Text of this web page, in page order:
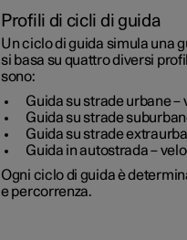
Profili di cicli di guida
Un ciclo di guida simula una
si basa su quattro diversi
sono:
Guida su strade urbane–
Guida su strade
Guida su strade
Guida in autostrada–
Ogni ciclo di guida è
e percorrenza.